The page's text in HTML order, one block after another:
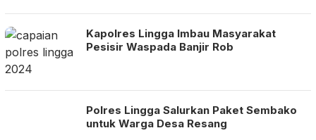
Kapolres Lingga Imbau Masyarakat
Pesisir Waspada Banjir Rob
Polres Lingga Salurkan Paket Sembako
untuk Warga Desa Resang